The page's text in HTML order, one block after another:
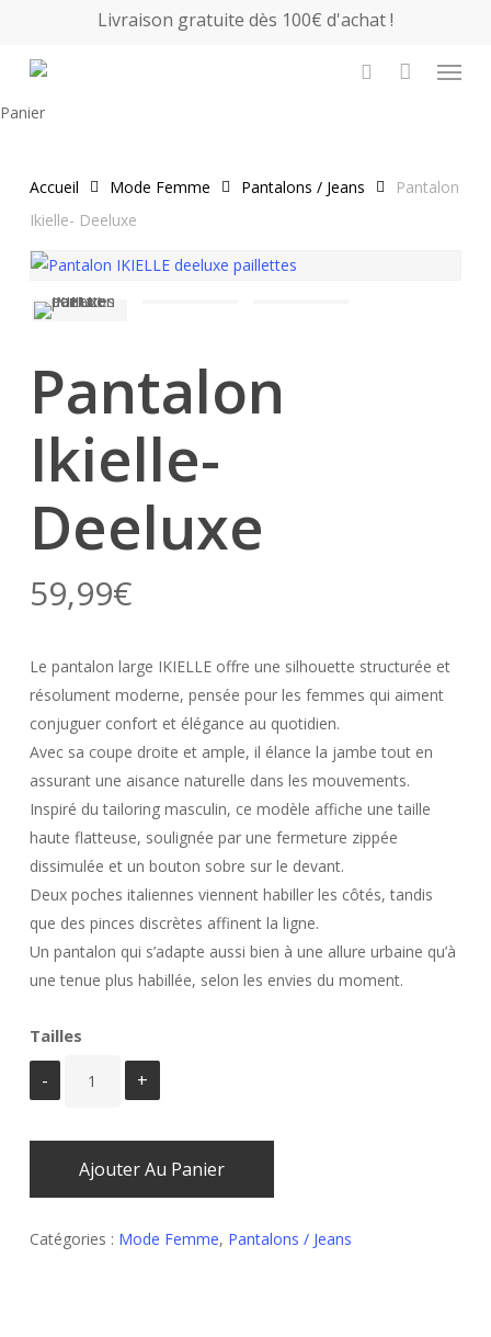
main
Livraison gratuite dès 100€ d'achat !
Menu
PanierClose
Accueil Mode Femme Pantalons / Jeans
Pantalon
Ikielle- Deeluxe
Pantalon
Ikielle-
Deeluxe
59,99€
Le pantalon large IKIELLE offre une silhouette structurée et
résolument moderne, pensée pour les femmes qui aiment
conjuguer confort et élégance au quotidien.
Avec sa coupe droite et ample, il élance la jambe tout en
assurant une aisance naturelle dans les mouvements.
Inspiré du tailoring masculin, ce modèle affiche une taille
haute flatteuse, soulignée par une fermeture zippée
dissimulée et un bouton sobre sur le devant.
Deux poches italiennes viennent habiller les côtés, tandis
que des pinces discrètes affinent la ligne.
Un pantalon qui s’adapte aussi bien à une allure urbaine qu’à
une tenue plus habillée, selon les envies du moment.
Tailles
Ajouter Au Panier
Catégories : Mode Femme, Pantalons / Jeans